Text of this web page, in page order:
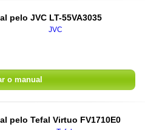
pelo JVC LT-55VA3035
JVC
o manual
pelo Tefal Virtuo FV1710E0